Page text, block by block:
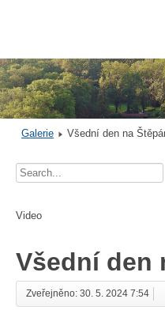
Galerie Všední den na
Video
Všední den
Zveřejněno: 30. 5. 2024 7:54